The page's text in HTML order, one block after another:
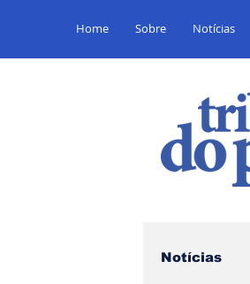
Home Sobre Notícias
Notícias